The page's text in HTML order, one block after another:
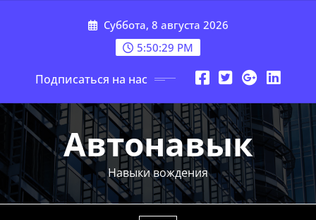
Суббота, 8 августа 2026
5:50:30 PM
Подписаться на нас
Автонавык
Навыки вождения